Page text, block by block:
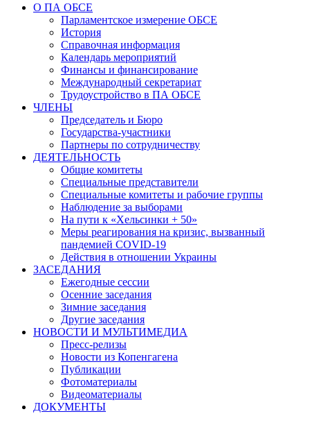
О ПА ОБСЕ
Парламентское измерение ОБСЕ
История
Справочная информация
Календарь мероприятий
Финансы и финансирование
Международный секретариат
Трудоустройство в ПА ОБСЕ
ЧЛЕНЫ
Председатель и Бюро
Государства-участники
Партнеры по сотрудничеству
ДЕЯТЕЛЬНОСТЬ
Общие комитеты
Специальные представители
Специальные комитеты и рабочие группы
Наблюдение за выборами
На пути к «Хельсинки + 50»
Меры реагирования на кризис, вызванный
пандемией COVID-19
Действия в отношении Украины
ЗАСЕДАНИЯ
Ежегодные сессии
Осенние заседания
Зимние заседания
Другие заседания
НОВОСТИ И МУЛЬТИМЕДИА
Пресс-релизы
Новости из Копенгагена
Публикации
Фотоматериалы
Видеоматериалы
ДОКУМЕНТЫ